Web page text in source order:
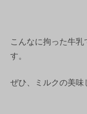
こんなに拘った牛
す。
ぜひ、ミルクの美味